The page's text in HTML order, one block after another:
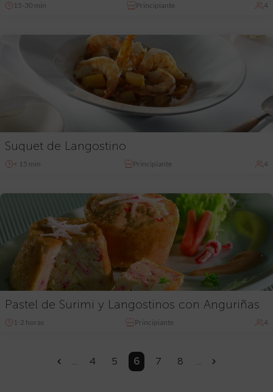
15-30 min Principiante 4
Suquet de Langostino
< 15 min Principiante 4
Pastel de Surimi y Langostinos con Anguriñas
1-2 horas Principiante 4
« ... 4 5 6 7 8 ... »